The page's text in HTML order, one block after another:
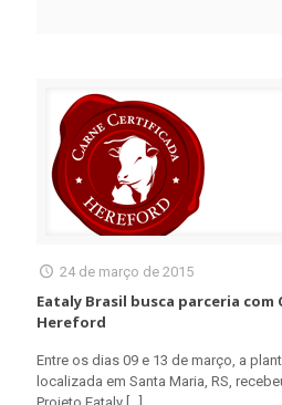
24 de março de 2015
Eataly Brasil busca parceria com
Hereford
Entre os dias 09 e 13 de março, a
localizada em Santa Maria, RS,